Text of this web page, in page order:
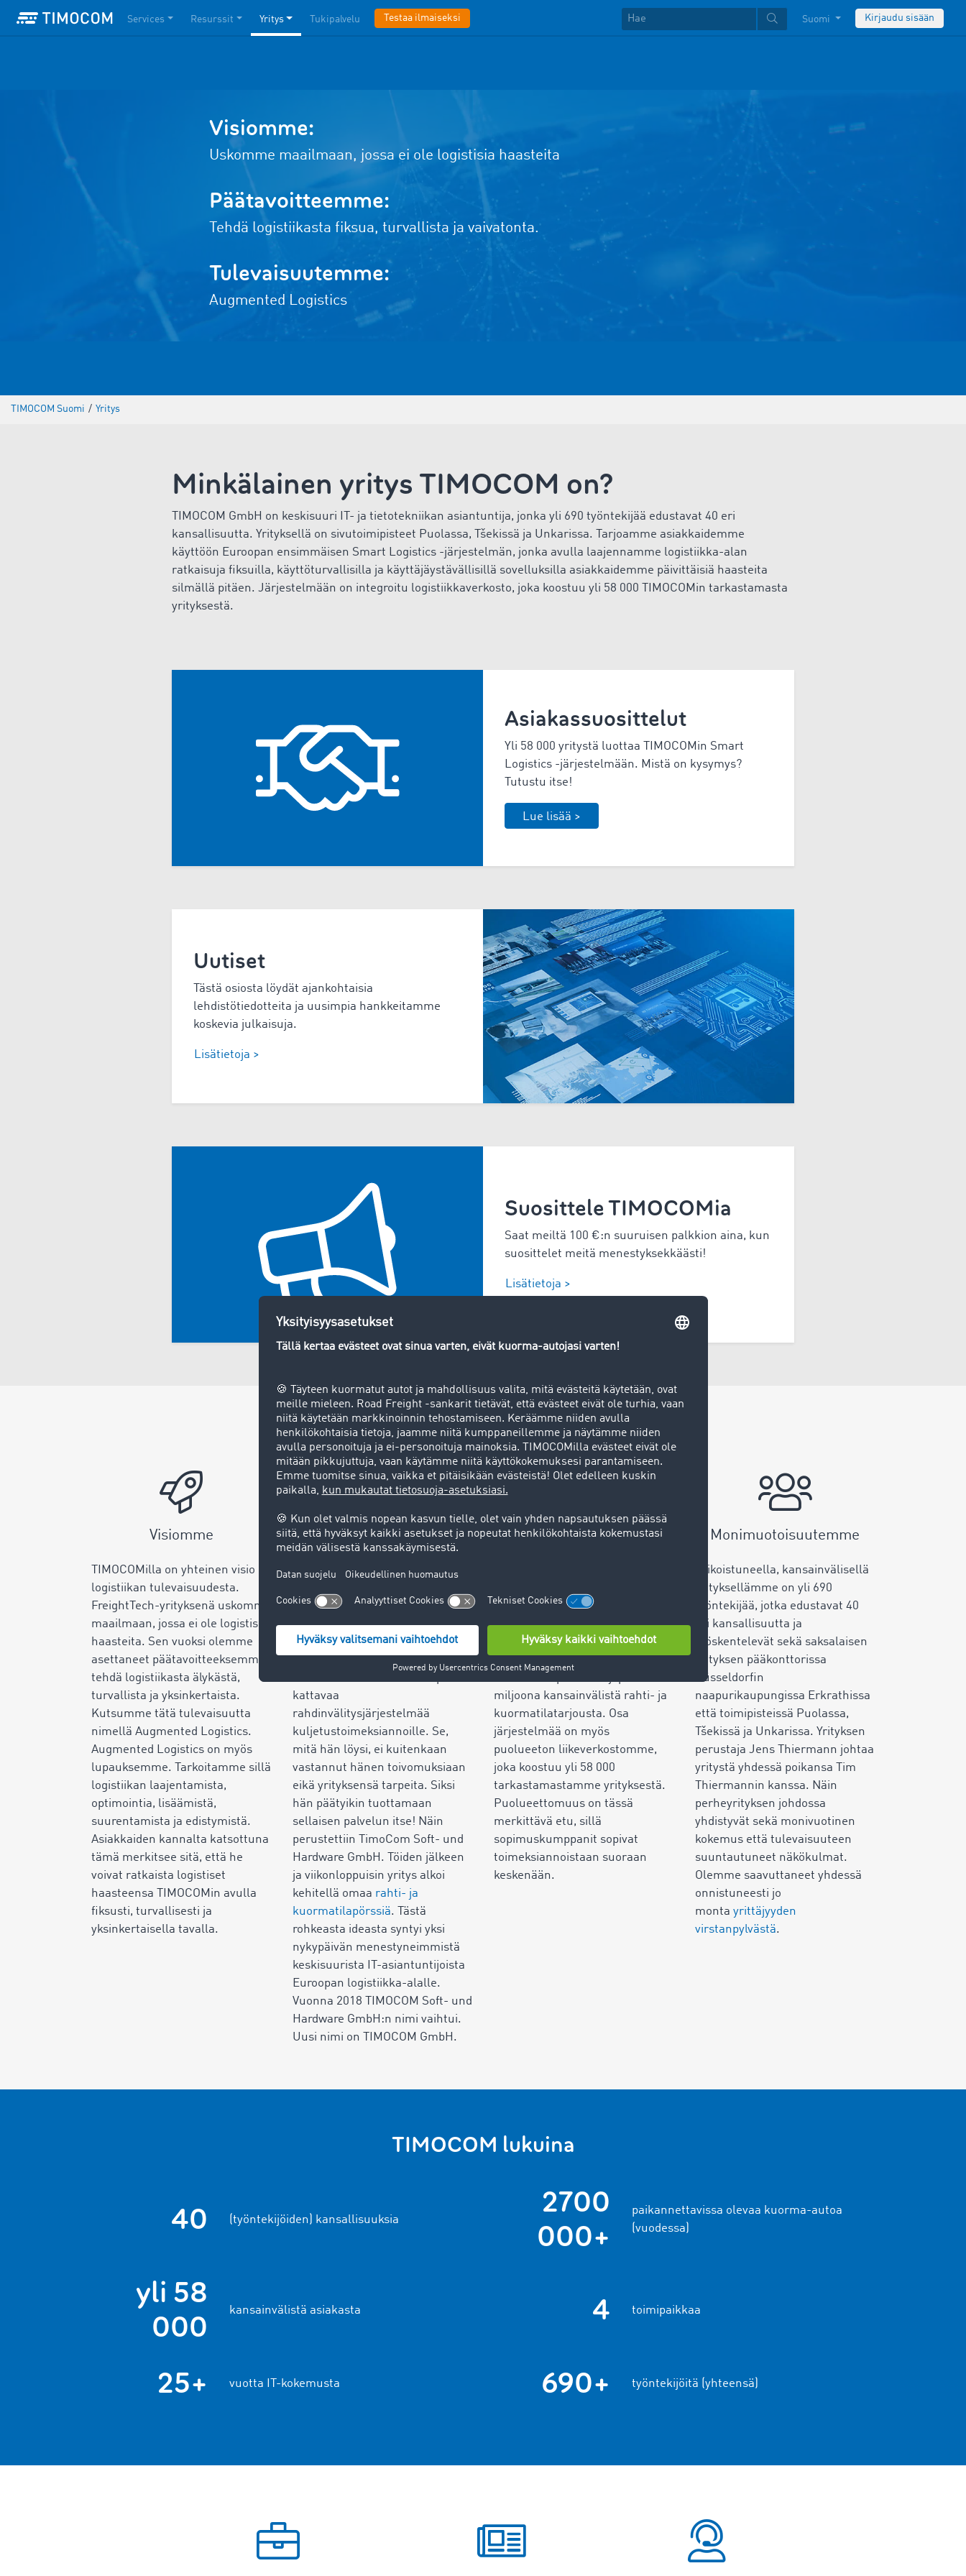
Services Resurssit Yritys Tukipalvelu Testaa ilmaiseksi Suomi Kirjaudu sisään
Visiomme:
Uskomme maailmaan, jossa ei ole logistisia haasteita
Päätavoitteemme:
Tehdä logistiikasta fiksua, turvallista ja vaivatonta.
Tulevaisuutemme:
Augmented Logistics
TIMOCOM Suomi / Yritys
Minkälainen yritys TIMOCOM on?
TIMOCOM GmbH on keskisuuri IT- ja tietotekniikan asiantuntija, jonka yli 690 työntekijää edustavat 40 eri
kansallisuutta. Yrityksellä on sivutoimipisteet Puolassa, Tšekissä ja Unkarissa. Tarjoamme asiakkaidemme
käyttöön Euroopan ensimmäisen Smart Logistics -järjestelmän, jonka avulla laajennamme logistiikka-alan
ratkaisuja fiksuilla, käyttöturvallisilla ja käyttäjäystävällisillä sovelluksilla asiakkaidemme päivittäisiä haasteita
silmällä pitäen. Järjestelmään on integroitu logistiikkaverkosto, joka koostuu yli 58 000 TIMOCOMin tarkastamasta
yrityksestä.
Asiakassuosittelut
Yli 58 000 yritystä luottaa TIMOCOMin Smart
Logistics -järjestelmään. Mistä on kysymys?
Tutustu itse!
Lue lisää >
Uutiset
Tästä osiosta löydät ajankohtaisia
lehdistötiedotteita ja uusimpia hankkeitamme
koskevia julkaisuja.
Lisätietoja >
Suosittele TIMOCOMia
Saat meiltä 100 €:n suuruisen palkkion aina, kun
suosittelet meitä menestyksekkäästi!
Lisätietoja >
Tietoja TIMOCOMista
Visiomme
TIMOCOMilla on yhteinen visio
logistiikan tulevaisuudesta.
FreightTech-yrityksenä uskomme
maailmaan, jossa ei ole logistisia
haasteita. Sen vuoksi olemme
asettaneet päätavoitteeksemme
tehdä logistiikasta älykästä,
turvallista ja yksinkertaista.
Kutsumme tätä tulevaisuutta
nimellä Augmented Logistics.
Augmented Logistics on myös
lupauksemme. Tarkoitamme sillä
logistiikan laajentamista,
optimointia, lisäämistä,
suurentamista ja edistymistä.
Asiakkaiden kannalta katsottuna
tämä merkitsee sitä, että he
voivat ratkaista logistiset
haasteensa TIMOCOMin avulla
fiksusti, turvallisesti ja
yksinkertaisella tavalla.
Menestyksemme historia
Digitaalisten ratkaisujen
innoitteemme vain tänään, vaan
se oli myös yrityksen
perustamisen pohja.
kattavaa
rahdinvälitysjärjestelmää
kuljetustoimeksiannoille. Se,
mitä hän löysi, ei kuitenkaan
vastannut hänen toivomuksiaan
eikä yrityksensä tarpeita. Siksi
hän päätyikin tuottamaan
sellaisen palvelun itse! Näin
perustettiin TimoCom Soft- und
Hardware GmbH. Töiden jälkeen
ja viikonloppuisin yritys alkoi
kehitellä omaa rahti- ja
kuormatilapörssiä. Tästä
rohkeasta ideasta syntyi yksi
nykypäivän menestyneimmistä
keskisuurista IT-asiantuntijoista
Euroopan logistiikka-alalle.
Vuonna 2018 TIMOCOM Soft- und
Hardware GmbH:n nimi vaihtui.
Uusi nimi on TIMOCOM GmbH.
Tarjontamme
ja uranuurtajana tarjoamme
asiakkaidemme käyttöön
ensimmäisen Smart Logistics -
miljoona kansainvälistä rahti- ja
kuormatilatarjousta. Osa
järjestelmää on myös
puolueeton liikeverkostomme,
joka koostuu yli 58 000
tarkastamastamme yrityksestä.
Puolueettomuus on tässä
merkittävä etu, sillä
sopimuskumppanit sopivat
toimeksiannoistaan suoraan
keskenään.
Monimuotoisuutemme
Erikoistuneella, kansainvälisellä
yrityksellämme on yli 690
työntekijää, jotka edustavat 40
eri kansallisuutta ja
työskentelevät sekä saksalaisen
yrityksen pääkonttorissa
Düsseldorfin
naapurikaupungissa Erkrathissa
että toimipisteissä Puolassa,
Tšekissä ja Unkarissa. Yrityksen
perustaja Jens Thiermann johtaa
yritystä yhdessä poikansa Tim
Thiermannin kanssa. Näin
perheyrityksen johdossa
yhdistyvät sekä monivuotinen
kokemus että tulevaisuuteen
suuntautuneet näkökulmat.
Olemme saavuttaneet yhdessä
onnistuneesti jo
monta yrittäjyyden
virstanpylvästä.
TIMOCOM lukuina
40 (työntekijöiden) kansallisuuksia
2700
000+
paikannettavissa olevaa kuorma-autoa
(vuodessa)
yli 58
000
kansainvälistä asiakasta 4 toimipaikkaa
25+ vuotta IT-kokemusta 690+ työntekijöitä (yhteensä)